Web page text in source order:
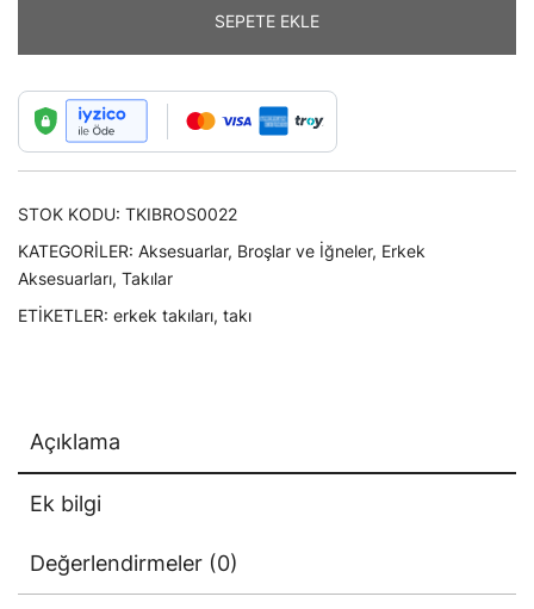
Aslan
Yaka
Broşu
adet
SEPETE EKLE
STOK KODU: TKIBROS0022
KATEGORILER: Aksesuarlar, Broşlar ve İğneler, Erkek
Aksesuarları, Takılar
ETIKETLER: erkek takıları, takı
Açıklama
Ek bilgi
Değerlendirmeler (0)